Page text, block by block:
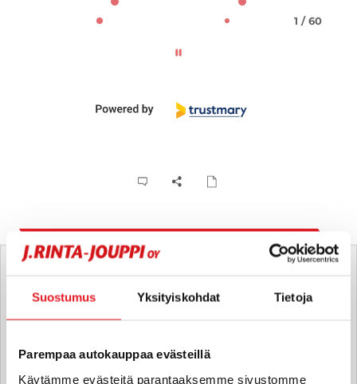
Suostumus Yksityiskohdat Tietoja
Parempaa autokauppaa evästeillä
Käytämme evästeitä parantaaksemme sivustomme
1 / 60
Tätä ajoneuvoa myy
Esa Kukkonen
esa.kukkonen@rintajouppi.fi